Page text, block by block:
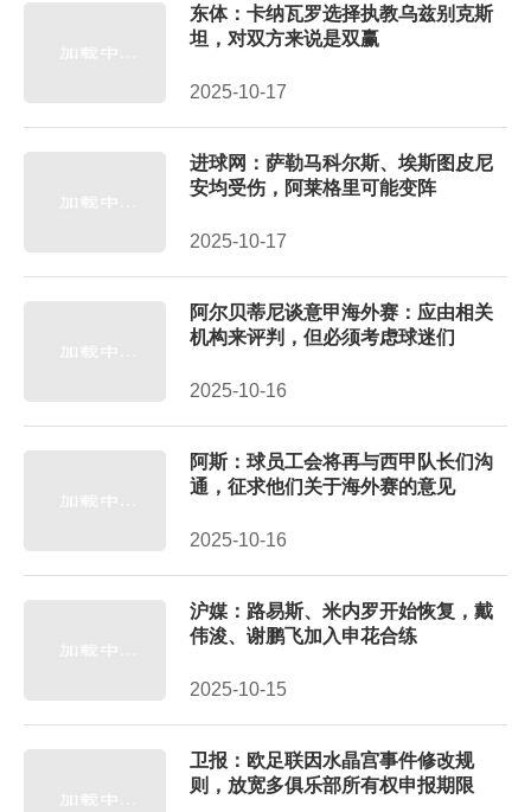
东体：卡纳瓦罗选择执教乌兹别克斯
坦，对双方来说是双赢
2025-10-17
进球网：萨勒马科尔斯、埃斯图皮尼
安均受伤，阿莱格里可能变阵
2025-10-17
阿尔贝蒂尼谈意甲海外赛：应由相关
机构来评判，但必须考虑球迷们
2025-10-16
阿斯：球员工会将再与西甲队长们沟
通，征求他们关于海外赛的意见
2025-10-16
沪媒：路易斯、米内罗开始恢复，戴
伟浚、谢鹏飞加入申花合练
2025-10-15
卫报：欧足联因水晶宫事件修改规
则，放宽多俱乐部所有权申报期限